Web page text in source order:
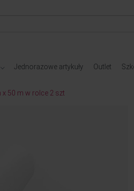
Jednorazowe artykuły Outlet
x 50 m w rolce 2 szt